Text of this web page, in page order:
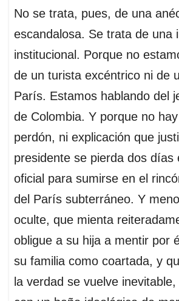
No se trata, pues, de una
escandalosa. Se trata de una
institucional. Porque no
de un turista excéntrico ni de
París. Estamos hablando del
de Colombia. Y porque no
perdón, ni explicación que
presidente se pierda dos días
oficial para sumirse en el
del París subterráneo. Y
oculte, que mienta
obligue a su hija a mentir por
su familia como coartada, y
la verdad se vuelve